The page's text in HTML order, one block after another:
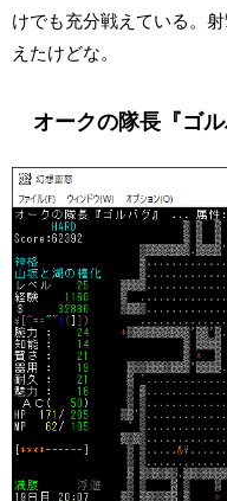
けでも充分戦えている。
えたけどな。
オークの隊長『ゴル